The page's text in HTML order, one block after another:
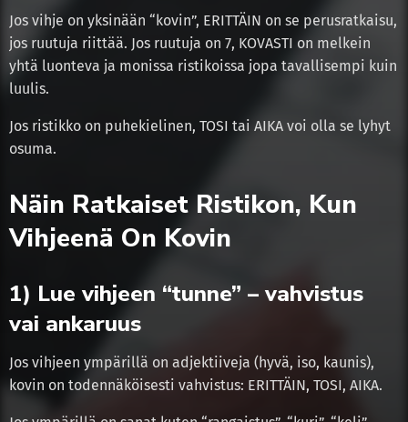
Jos vihje on yksinään “kovin”, ERITTÄIN on se perusratkaisu,
jos ruutuja riittää. Jos ruutuja on 7, KOVASTI on melkein
yhtä luonteva ja monissa ristikoissa jopa tavallisempi kuin
luulis.
Jos ristikko on puhekielinen, TOSI tai AIKA voi olla se lyhyt
osuma.
Näin Ratkaiset Ristikon, Kun
Vihjeenä On Kovin
1) Lue vihjeen “tunne” – vahvistus
vai ankaruus
Jos vihjeen ympärillä on adjektiiveja (hyvä, iso, kaunis),
kovin on todennäköisesti vahvistus: ERITTÄIN, TOSI, AIKA.